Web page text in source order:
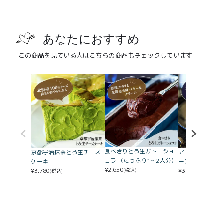
あなたにおすすめ
この商品を見ている人はこちらの商品もチェックしています
京都宇治抹茶とろ生チーズ
ケーキ
¥3,780(税込)
食べきりとろ生ガトーショ
コラ （たっぷり1〜2人分）
¥2,650(税込)
アールグレイ
ーズケーキ
¥3,780